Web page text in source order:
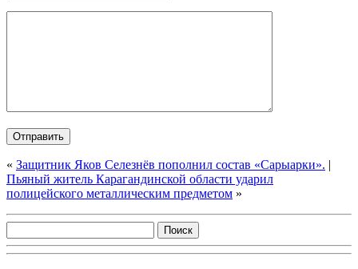
« Защитник Яков Селезнёв пополнил состав «Сарыарки». |
Пьяный житель Карагандинской области ударил
полицейского металлическим предметом »